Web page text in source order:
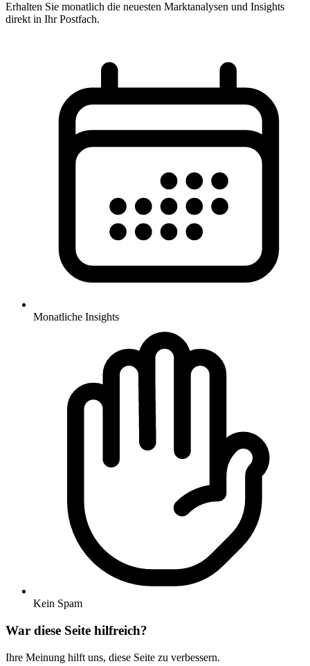
Erhalten Sie monatlich die neuesten Marktanalysen und Insights
direkt in Ihr Postfach.
Monatliche Insights
Kein Spam
War diese Seite hilfreich?
Ihre Meinung hilft uns, diese Seite zu verbessern.